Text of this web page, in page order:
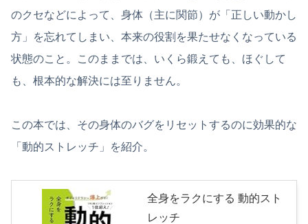
のクセなどによって、身体（主に関節）が「正しい動かし
方」を忘れてしまい、本来の役割を果たせなくなっている
状態のこと。このままでは、いくら鍛えても、ほぐして
も、根本的な解決には至りません。
この本では、その身体のバグをリセットするのに効果的な
「動的ストレッチ」を紹介。
全身をラクにする 動的スト
レッチ